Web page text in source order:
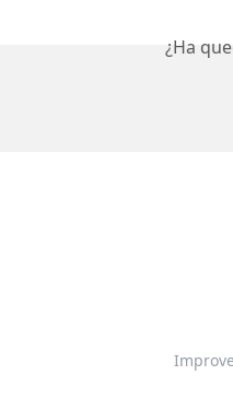
¿Ha